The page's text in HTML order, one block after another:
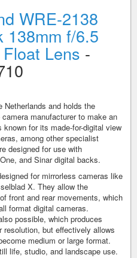
WRE-2138
138mm f/6.5
Lens -
Netherlands and holds the
manufacturer to make an
for its made-for-digital view
among other specialist
designed for use with
and Sinar digital backs.
for mirrorless cameras like
X. They allow the
front and rear movements, which
format digital cameras.
possible, which produces
but effectively allows
medium or large format.
life, studio, and landscape use.